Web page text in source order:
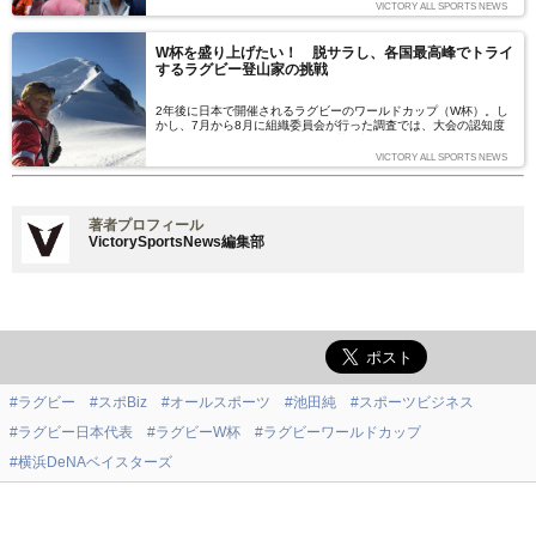
VICTORY ALL SPORTS NEWS
W杯を盛り上げたい！ 脱サラし、各国最高峰でトライ
するラグビー登山家の挑戦
2年後に日本で開催されるラグビーのワールドカップ（W杯）。し
かし、7月から8月に組織委員会が行った調査では、大会の認知度
「ラグビー登山家」として活動する人物がいる。どのような人物
で、どのような活動をしているのか。（文＝向風見也）
VICTORY ALL SPORTS NEWS
著者プロフィール
VictorySportsNews編集部
#ラグビー #スポBiz #オールスポーツ #池田純
#スポーツビジネス
#ラグビー日本代表
#ラグビーW杯
#ラグビーワールドカップ
#横浜DeNAベイスターズ